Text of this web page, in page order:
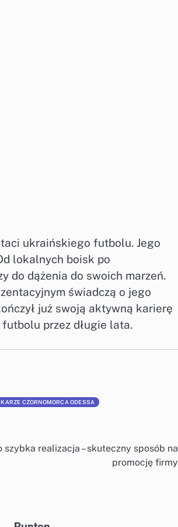
ukraińskiego futbolu. Jego
lokalnych boisk po
do dążenia do swoich marzeń.
świadczą o jego
już swoją aktywną karierę
przez długie lata.
CZORNOMORCA ODESSA
szybka realizacja – skuteczny sposób na
promocję firmy